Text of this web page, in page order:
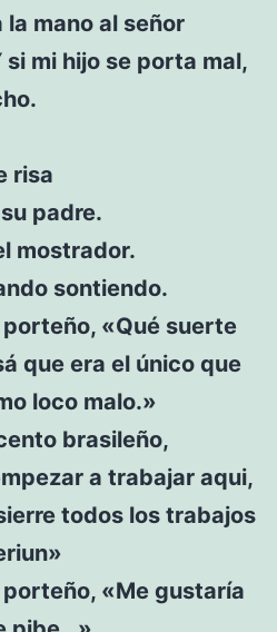
mano al señor
si mi hijo se porta mal,
risa
padre.
mostrador.
sontiendo.
«Qué suerte
que era el único que
loco malo.»
brasileño,
a trabajar aqui,
todos los trabajos
«Me gustaría